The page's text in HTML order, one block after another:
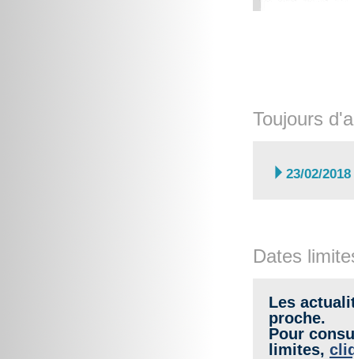
Toujours
 23/02/2018
Dates
Les
proche.
Pour
limites,